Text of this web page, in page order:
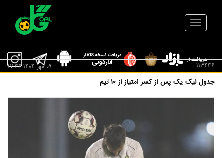
113446
جدول لیگ یک پس از کسر امتیاز از ۱۰ تیم
09 مهر 1404 17:46